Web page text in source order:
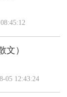
文）
05 12:43:24